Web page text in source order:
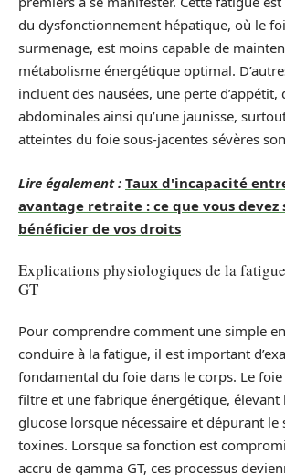
du dysfonctionnement hépatique, où le
surmenage, est moins capable de
métabolisme énergétique optimal.
incluent des nausées, une perte d’appétit,
abdominales ainsi qu’une jaunisse,
atteintes du foie sous-jacentes sévères
Lire également : Taux d'incapacité
avantage retraite : ce que vous devez
bénéficier de vos droits
Explications physiologiques de la
GT
Pour comprendre comment une simple
conduire à la fatigue, il est important
fondamental du foie dans le corps. Le
filtre et une fabrique énergétique, élevant
glucose lorsque nécessaire et dépurant le
toxines. Lorsque sa fonction est
accru de gamma GT, ces processus